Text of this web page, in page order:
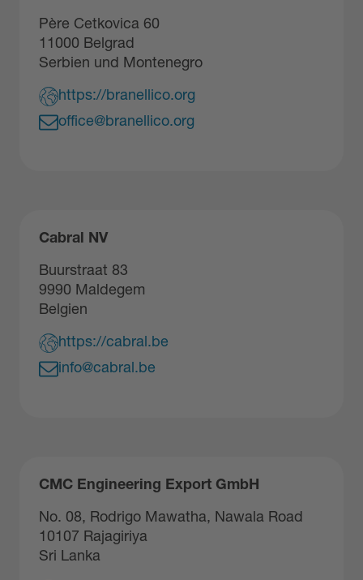
Père Cetkovica 60
11000 Belgrad
Serbien und Montenegro
https://branellico.org
office@branellico.org
Cabral NV
Buurstraat 83
9990 Maldegem
Belgien
https://cabral.be
info@cabral.be
CMC Engineering Export GmbH
No. 08, Rodrigo Mawatha, Nawala Road
10107 Rajagiriya
Sri Lanka